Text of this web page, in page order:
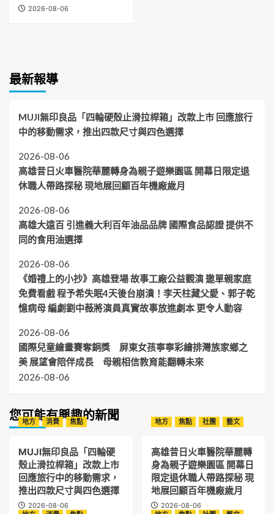
2026-08-06
最新報導
MUJI無印良品「四輪硬殼止滑拉桿箱」改款上市 回應旅行
中的移動需求，推出四款尺寸與四色選擇
2026-08-06
高雄昔日火車醫院華麗轉身為親子遊樂園區 開幕日限定退
休職人帶路探秘 現地展回顧百年機廠歲月
2026-08-06
高雄大遠百 引進義大利百年油品品牌 國際食品認證 提供不
同的食用油選擇
2026-08-06
《婚禮上的小抄》高雄登場 故事工廠公益觀演 邀單親家庭
免費看戲 程予希失眠4天後台崩潰！李天柱藏父愛、郭子乾
憶病母 編劇劉中薇將演員真實故事放進劇本 更令人動容
2026-08-06
國際兒童繪畫賽奪銅獎 屏東女孩寧寧彩繪排灣族家鄉之
美 展望會陪伴成長 母親相信教育能翻轉未來
2026-08-06
您可能有興趣的新聞
地方 消費 焦點
MUJI無印良品「四輪硬
殼止滑拉桿箱」改款上市
回應旅行中的移動需求，
推出四款尺寸與四色選擇
2026-08-06
地方 焦點 社團 藝文
高雄昔日火車醫院華麗轉
身為親子遊樂園區 開幕日
限定退休職人帶路探秘 現
地展回顧百年機廠歲月
2026-08-06